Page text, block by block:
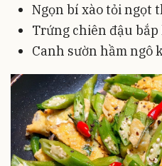
Ngọn bí xào tỏi ngọt
Trứng chiên đậu bắp
Canh sườn hầm ngô